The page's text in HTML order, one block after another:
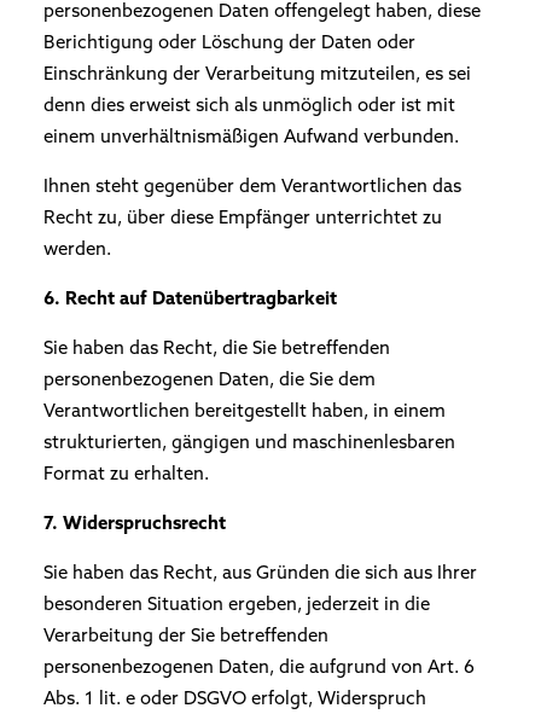
personenbezogenen Daten offengelegt haben, diese
Berichtigung oder Löschung der Daten oder
Einschränkung der Verarbeitung mitzuteilen, es sei
denn dies erweist sich als unmöglich oder ist mit
einem unverhältnismäßigen Aufwand verbunden.
Ihnen steht gegenüber dem Verantwortlichen das
Recht zu, über diese Empfänger unterrichtet zu
werden.
6. Recht auf Datenübertragbarkeit
Sie haben das Recht, die Sie betreffenden
personenbezogenen Daten, die Sie dem
Verantwortlichen bereitgestellt haben, in einem
strukturierten, gängigen und maschinenlesbaren
Format zu erhalten.
7. Widerspruchsrecht
Sie haben das Recht, aus Gründen die sich aus Ihrer
besonderen Situation ergeben, jederzeit in die
Verarbeitung der Sie betreffenden
personenbezogenen Daten, die aufgrund von Art. 6
Abs. 1 lit. e oder DSGVO erfolgt, Widerspruch